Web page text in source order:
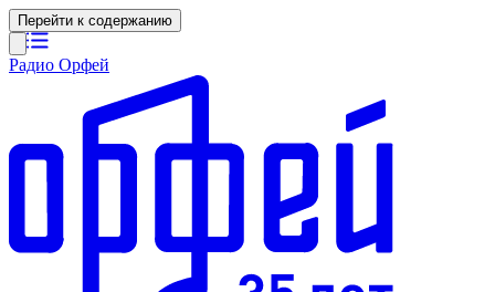
Перейти к содержанию
Радио Орфей